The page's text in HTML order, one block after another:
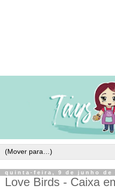
quinta-feira, 9 de junho de
Love Birds - Caixa